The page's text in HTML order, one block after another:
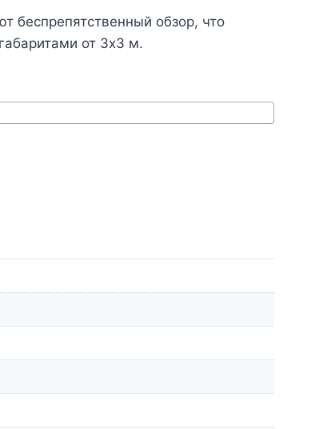
беспрепятственный обзор, что
от 3х3 м.